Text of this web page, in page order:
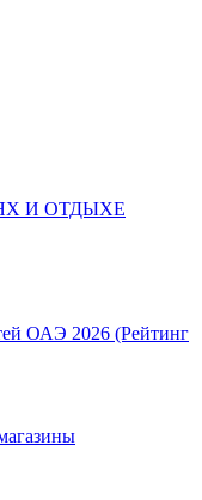
И ОТДЫХЕ
ОАЭ 2026 (Рейтинг